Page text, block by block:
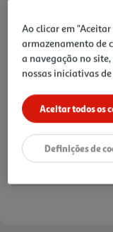
agradável sabor a
5,99 €
Notas de preparação
Ao clicar em
armazenamento de
a navegação no
nossas iniciativas
Aceitar todos os
Definições de